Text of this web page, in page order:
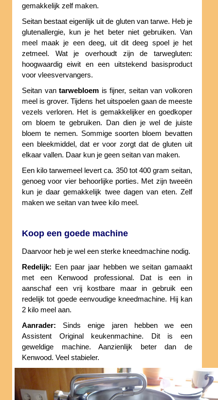
gemakkelijk zelf maken.
Seitan bestaat eigenlijk uit de gluten van tarwe. Heb je
glutenallergie, kun je het beter niet gebruiken. Van
meel maak je een deeg, uit dit deeg spoel je het
zetmeel. Wat je overhoudt zijn de tarwegluten:
hoogwaardig eiwit en een uitstekend basisproduct
voor vleesvervangers.
Seitan vantarwebloem is fijner, seitan van volkoren
meel is grover. Tijdens het uitspoelen gaan de meeste
vezels verloren. Het is gemakkelijker en goedkoper
om bloem te gebruiken. Dan dien je wel de juiste
bloem te nemen. Sommige soorten bloem bevatten
een bleekmiddel, dat er voor zorgt dat de gluten uit
elkaar vallen. Daar kun je geen seitan van maken.
Een kilo tarwemeel levert ca. 350 tot 400 gram seitan,
genoeg voor vier behoorlijke porties. Met zijn tweeën
kun je daar gemakkelijk twee dagen van eten. Zelf
maken we seitan van twee kilo meel.
Koop een goede machine
Daarvoor heb je wel een sterke kneedmachine nodig.
Redelijk: Een paar jaar hebben we seitan gamaakt
met een Kenwood professional. Dat is een in
aanschaf een vrij kostbare maar in gebruik een
redelijk tot goede eenvoudige kneedmachine. Hij kan
2 kilo meel aan.
Aanrader: Sinds enige jaren hebben we een
Assistent Original keukenmachine. Dit is een
geweldige machine. Aanzienlijk beter dan de
Kenwood. Veel stabieler.